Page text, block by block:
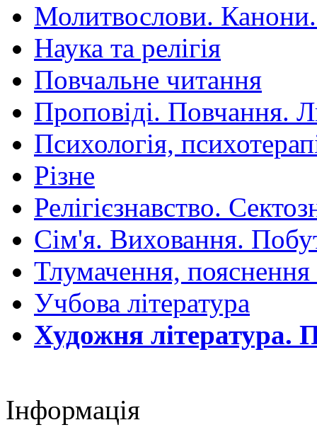
Молитвослови.
Наука та релігія
Повчальне читання
Проповіді. Повчання.
Психологія,
Різне
Релігієзнавство.
Сім'я. Виховання.
Тлумачення,
Учбова література
Художня література.
Інформація